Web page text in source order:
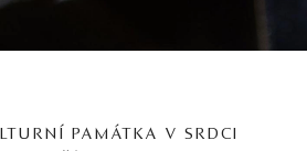
PAMÁTKA V SRDCI